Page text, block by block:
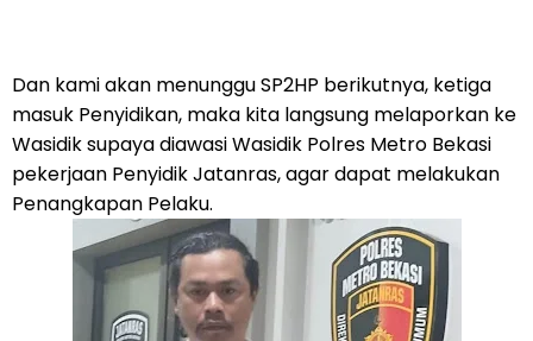
Dan kami akan menunggu SP2HP berikutnya, ketiga
masuk Penyidikan, maka kita langsung melaporkan ke
Wasidik supaya diawasi Wasidik Polres Metro Bekasi
pekerjaan Penyidik Jatanras, agar dapat melakukan
Penangkapan Pelaku.